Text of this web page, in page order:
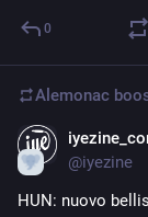
0
Alemonac
@iyezine
HUN: nuovo